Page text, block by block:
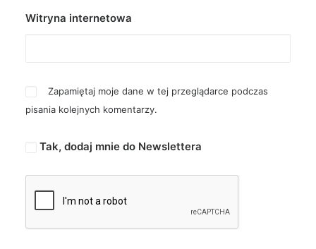
Witryna internetowa
Zapamiętaj moje dane w tej przeglądarce podczas
pisania kolejnych komentarzy.
Tak, dodaj mnie do Newslettera